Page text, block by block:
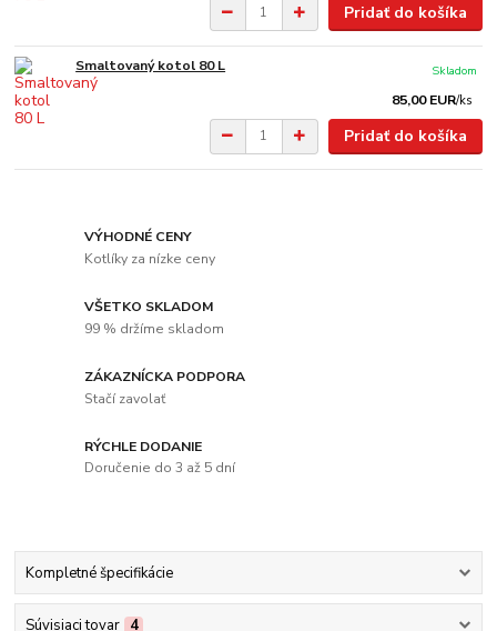
Pridať do košíka
Smaltovaný kotol 80 L
85,00 EUR/ks
Skladom
Pridať do košíka
VÝHODNÉ CENY
Kotlíky za nízke ceny
VŠETKO SKLADOM
99 % držíme skladom
ZÁKAZNÍCKA PODPORA
Stačí zavolať
RÝCHLE DODANIE
Doručenie do 3 až 5 dní
Kompletné špecifikácie
Súvisiaci tovar 4